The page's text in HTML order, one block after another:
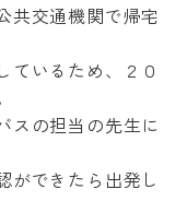
共交通機関で帰宅
ているため、２０
スの担当の先生に
ができたら出発し